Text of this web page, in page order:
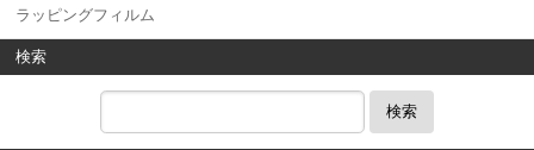
ラッピングフィルム
検索
検索